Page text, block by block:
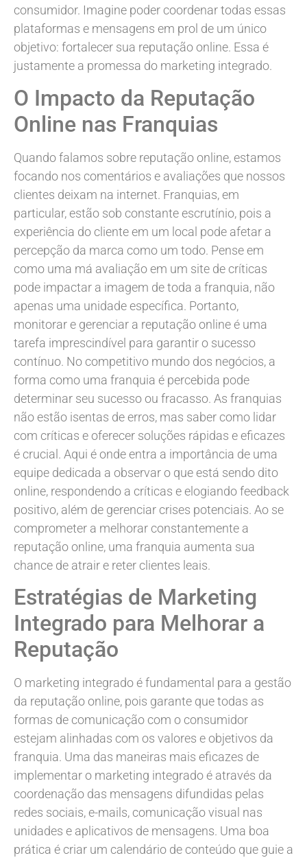
consumidor. Imagine poder coordenar todas essas
plataformas e mensagens em prol de um único
objetivo: fortalecer sua reputação online. Essa é
justamente a promessa do marketing integrado.
O Impacto da Reputação
Online nas Franquias
Quando falamos sobre reputação online, estamos
focando nos comentários e avaliações que nossos
clientes deixam na internet. Franquias, em
particular, estão sob constante escrutínio, pois a
experiência do cliente em um local pode afetar a
percepção da marca como um todo. Pense em
como uma má avaliação em um site de críticas
pode impactar a imagem de toda a franquia, não
apenas uma unidade específica. Portanto,
monitorar e gerenciar a reputação online é uma
tarefa imprescindível para garantir o sucesso
contínuo. No competitivo mundo dos negócios, a
forma como uma franquia é percebida pode
determinar seu sucesso ou fracasso. As franquias
não estão isentas de erros, mas saber como lidar
com críticas e oferecer soluções rápidas e eficazes
é crucial. Aqui é onde entra a importância de uma
equipe dedicada a observar o que está sendo dito
online, respondendo a críticas e elogiando feedback
positivo, além de gerenciar crises potenciais. Ao se
comprometer a melhorar constantemente a
reputação online, uma franquia aumenta sua
chance de atrair e reter clientes leais.
Estratégias de Marketing
Integrado para Melhorar a
Reputação
O marketing integrado é fundamental para a gestão
da reputação online, pois garante que todas as
formas de comunicação com o consumidor
estejam alinhadas com os valores e objetivos da
franquia. Uma das maneiras mais eficazes de
implementar o marketing integrado é através da
coordenação das mensagens difundidas pelas
redes sociais, e-mails, comunicação visual nas
unidades e aplicativos de mensagens. Uma boa
prática é criar um calendário de conteúdo que guie a